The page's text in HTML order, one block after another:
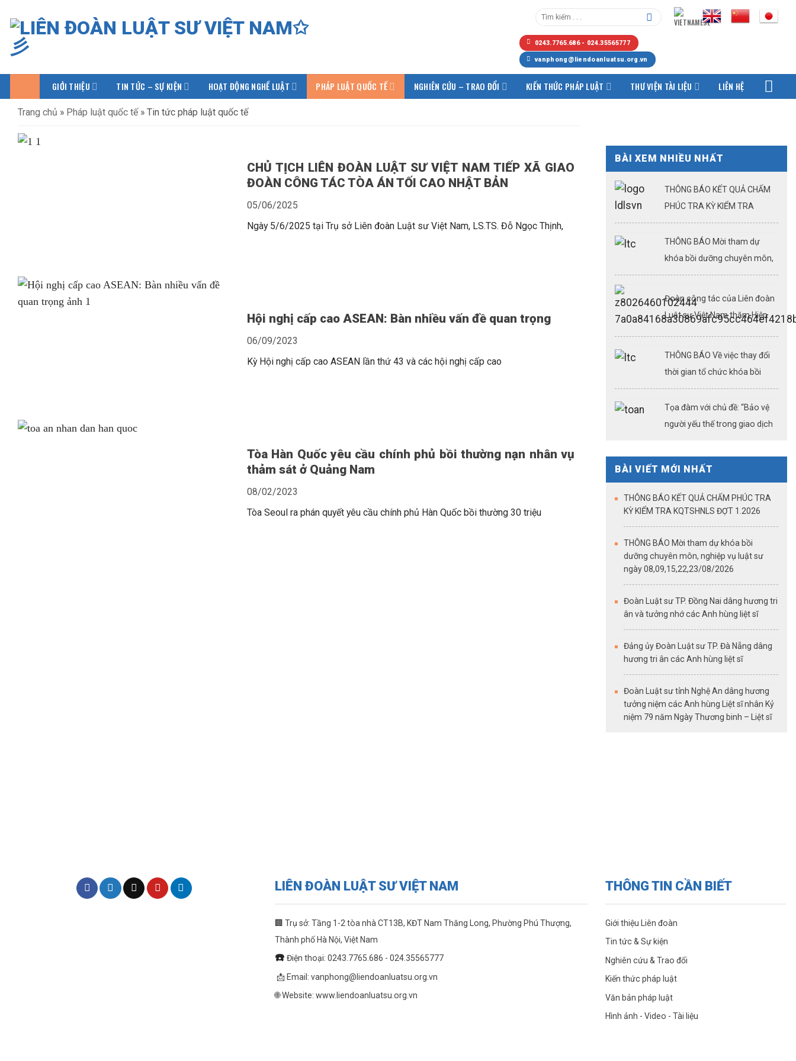
qua
dung
0243.7765.686 - 024.35565777
vanphong@liendoanluatsu.org.vn
GIỚI THIỆU TIN TỨC – SỰ KIỆN HOẠT ĐỘNG NGHỀ LUẬT PHÁP LUẬT QUỐC TẾ NGHIÊN CỨU – TRAO ĐỔI KIẾN THỨC PHÁP LUẬT THƯ VIỆN TÀI LIỆU LIÊN HỆ
Trang chủ » Pháp luật quốc tế» Tin tức pháp luật quốc tế
CHỦ TỊCH LIÊN ĐOÀN LUẬT SƯ VIỆT NAM TIẾP XÃ GIAO
ĐOÀN CÔNG TÁC TÒA ÁN TỐI CAO NHẬT BẢN
05/06/2025
Ngày 5/6/2025 tại Trụ sở Liên đoàn Luật sư Việt Nam, LS.TS. Đỗ Ngọc Thịnh,
Hội nghị cấp cao ASEAN: Bàn nhiều vấn đề quan trọng
06/09/2023
Kỳ Hội nghị cấp cao ASEAN lần thứ 43 và các hội nghị cấp cao
Tòa Hàn Quốc yêu cầu chính phủ bồi thường nạn nhân vụ
thảm sát ở Quảng Nam
08/02/2023
Tòa Seoul ra phán quyết yêu cầu chính phủ Hàn Quốc bồi thường 30 triệu
BÀI XEM NHIỀU NHẤT
THÔNG BÁO KẾT QUẢ CHẤM
PHÚC TRA KỲ KIỂM TRA
KQTSHNLS ĐỢT 1.2026
THÔNG BÁO Mời tham dự
khóa bồi dưỡng chuyên môn,
nghiệp vụ luật sư ngày
Đoàn công tác của Liên đoàn
Luật sư Việt Nam thăm Hiệp
số công ty luật tại Thượng Hải
THÔNG BÁO Về việc thay đổi
thời gian tổ chức khóa bồi
dưỡng chuyên môn, nghiệp vụ
luật sư ngày 26/07/2026
Tọa đàm với chủ đề: “Bảo vệ
người yếu thế trong giao dịch
điện tử – cải cách thủ tục
hành chính – khẳng định vai
trò của công chứng trong kỷ
nguyên dữ liệu số”
BÀI VIẾT MỚI NHẤT
THÔNG BÁO KẾT QUẢ CHẤM PHÚC TRA
KỲ KIỂM TRA KQTSHNLS ĐỢT 1.2026
THÔNG BÁO Mời tham dự khóa bồi
dưỡng chuyên môn, nghiệp vụ luật sư
ngày 08,09,15,22,23/08/2026
Đoàn Luật sư TP. Đồng Nai dâng hương tri
ân và tưởng nhớ các Anh hùng liệt sĩ
Đảng ủy Đoàn Luật sư TP. Đà Nẵng dâng
hương tri ân các Anh hùng liệt sĩ
Đoàn Luật sư tỉnh Nghệ An dâng hương
tưởng niệm các Anh hùng Liệt sĩ nhân Kỷ
niệm 79 năm Ngày Thương binh – Liệt sĩ
LIÊN ĐOÀN LUẬT SƯ VIỆT NAM
🏢 Trụ sở: Tầng 1-2 tòa nhà CT13B, KĐT Nam Thăng Long, Phường Phú Thượng,
Thành phố Hà Nội, Việt Nam
☎️ Điện thoại: 0243.7765.686 - 024.35565777
📩 Email: vanphong@liendoanluatsu.org.vn
🌐 Website: www.liendoanluatsu.org.vn
THÔNG TIN CẦN BIẾT
Giới thiệu Liên đoàn
Tin tức & Sự kiện
Nghiên cứu & Trao đổi
Kiến thức pháp luật
Văn bản pháp luật
Hình ảnh - Video - Tài liệu